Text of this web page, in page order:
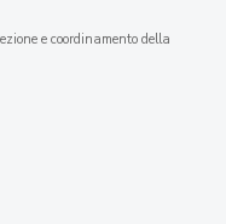
e coordinamento della